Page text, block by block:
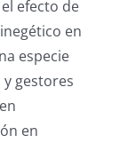
efecto de
en
especie
gestores
en